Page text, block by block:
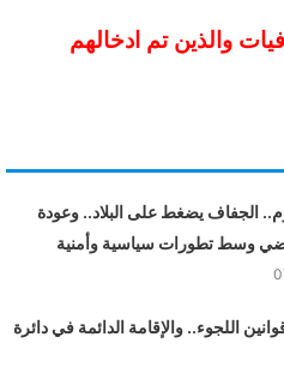
والذين تم ادخالهم
الجفاف يضغط على البلاد.. وعودة
وسط تطورات سياسية وأمنية
اللجوء.. والإقامة الدائمة في دائرة